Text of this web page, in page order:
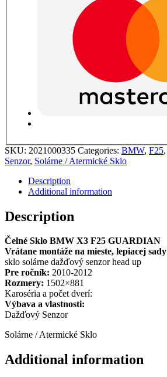
SKU: 2021000335 Categories: BMW, F25,
Senzor, Solárne / Atermické Sklo
Description
Additional information
Description
Čelné Sklo BMW X3 F25 GUARDIAN
Vrátane montáže na mieste, lepiacej sady
sklo solárne dažďový senzor head up
Pre ročník: 2010-2012
Rozmery: 1502×881
Karoséria a počet dverí:
Výbava a vlastnosti:
Dažďový Senzor
Solárne / Atermické Sklo
Additional information